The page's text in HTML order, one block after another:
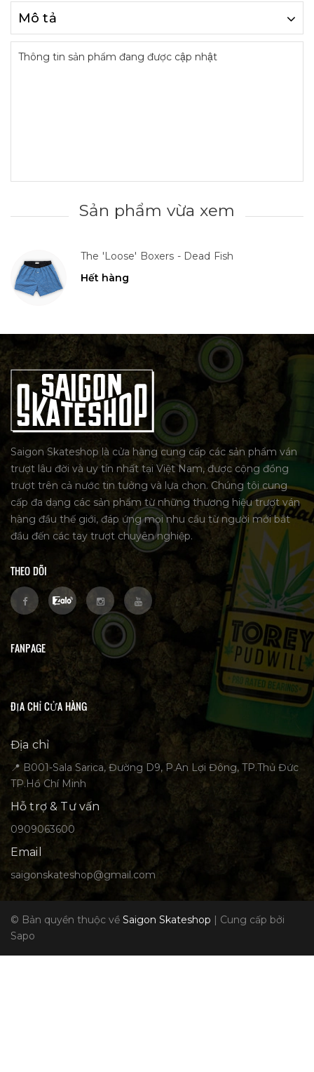
Mô tả
Thông tin sản phẩm đang được cập nhật
Sản phẩm vừa xem
The 'Loose' Boxers - Dead Fish
Hết hàng
Saigon Skateshop là cửa hàng cung cấp các sản phẩm ván
trượt lâu đời và uy tín nhất tại Việt Nam, được cộng đồng
trượt trên cả nước tin tưởng và lựa chọn. Chúng tôi cung
cấp đa dạng các sản phẩm từ những thương hiệu trượt ván
hàng đầu thế giới, đáp ứng mọi nhu cầu từ người mới bắt
đầu đến các tay trượt chuyên nghiệp.
THEO DÕI
FANPAGE
ĐỊA CHỈ CỬA HÀNG
Địa chỉ
📍 B001-Sala Sarica, Đường D9, P.An Lợi Đông, TP.Thủ Đức
TP.Hồ Chí Minh
Hỗ trợ & Tư vấn
0909063600
Email
saigonskateshop@gmail.com
© Bản quyền thuộc về Saigon Skateshop | Cung cấp bởi
Sapo